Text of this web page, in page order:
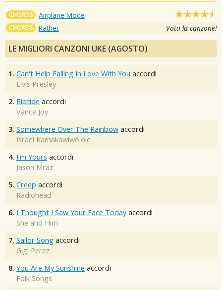
CHORDS Airplane Mode
CHORDS Rather Vota la canzone!
LE MIGLIORI CANZONI UKE (AGOSTO)
1. Can't Help Falling In Love With You accordi
Elvis Presley
2. Riptide accordi
Vance Joy
3. Somewhere Over The Rainbow accordi
Israel Kamakawiwo'ole
4. I'm Yours accordi
Jason Mraz
5. Creep accordi
Radiohead
6. I Thought I Saw Your Face Today accordi
She and Him
7. Sailor Song accordi
Gigi Perez
8. You Are My Sunshine accordi
Folk Songs